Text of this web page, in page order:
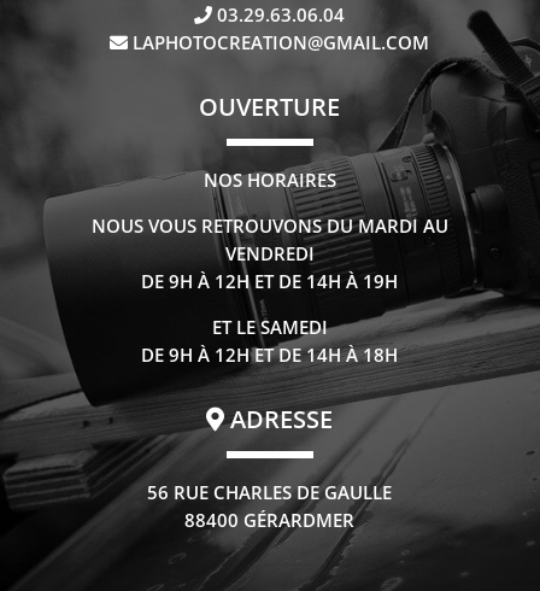
03.29.63.06.04
LAPHOTOCREATION@GMAIL.COM
OUVERTURE
NOS HORAIRES
NOUS VOUS RETROUVONS DU MARDI AU
VENDREDI
DE 9H À 12H ET DE 14H À 19H
ET LE SAMEDI
DE 9H À 12H ET DE 14H À 18H
ADRESSE
56 RUE CHARLES DE GAULLE
88400 GÉRARDMER